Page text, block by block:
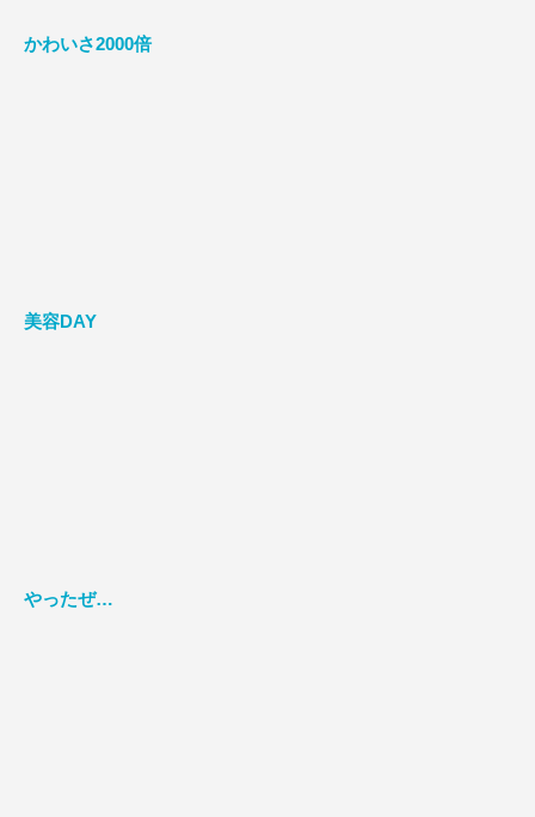
かわいさ2000倍
美容DAY
やったぜ…